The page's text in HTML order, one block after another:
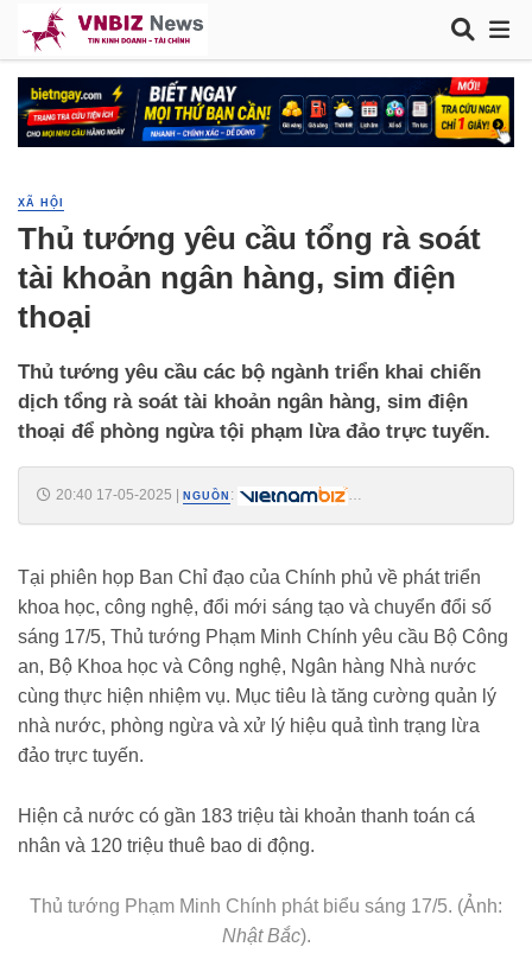
XÃ HỘI
Thủ tướng yêu cầu tổng rà soát
tài khoản ngân hàng, sim điện
thoại
Thủ tướng yêu cầu các bộ ngành triển khai chiến
dịch tổng rà soát tài khoản ngân hàng, sim điện
thoại để phòng ngừa tội phạm lừa đảo trực tuyến.
20:40 17-05-2025 NGUỒN :
Tại phiên họp Ban Chỉ đạo của Chính phủ về phát triển
khoa học, công nghệ, đổi mới sáng tạo và chuyển đổi số
sáng 17/5, Thủ tướng Phạm Minh Chính yêu cầu Bộ Công
an, Bộ Khoa học và Công nghệ, Ngân hàng Nhà nước
cùng thực hiện nhiệm vụ. Mục tiêu là tăng cường quản lý
nhà nước, phòng ngừa và xử lý hiệu quả tình trạng lừa
đảo trực tuyến.
Hiện cả nước có gần 183 triệu tài khoản thanh toán cá
nhân và 120 triệu thuê bao di động.
Thủ tướng Phạm Minh Chính phát biểu sáng 17/5. (Ảnh:
Nhật Bắc).